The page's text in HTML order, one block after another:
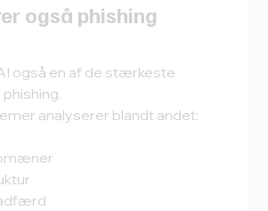
også phishing
også en af de stærkeste
analyserer blandt andet: